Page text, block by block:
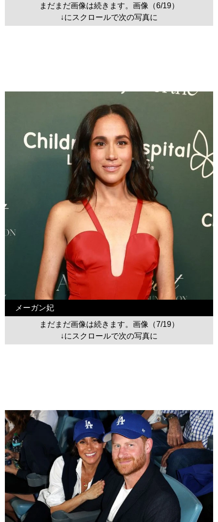
まだまだ画像は続きます。画像（6/19）
↓にスクロールで次の写真に
メーガン妃
まだまだ画像は続きます。画像（7/19）
↓にスクロールで次の写真に